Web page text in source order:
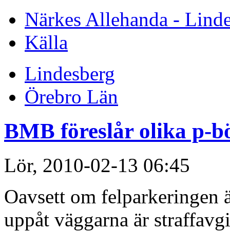
Närkes Allehanda -
Källa
Lindesberg
Örebro Län
BMB föreslår olika p-
Lör, 2010-02-13 06:45
Oavsett om felparkeringen
uppåt väggarna är